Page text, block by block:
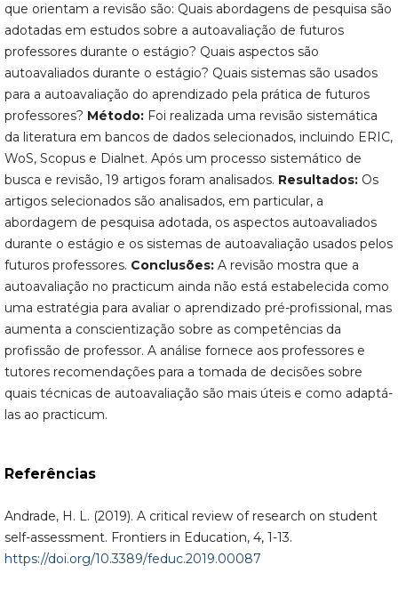
que orientam a revisão são: Quais abordagens de pesquisa são
adotadas em estudos sobre a autoavaliação de futuros
professores durante o estágio? Quais aspectos são
autoavaliados durante o estágio? Quais sistemas são usados
para a autoavaliação do aprendizado pela prática de futuros
professores? Método: Foi realizada uma revisão sistemática
da literatura em bancos de dados selecionados, incluindo ERIC,
WoS, Scopus e Dialnet. Após um processo sistemático de
busca e revisão, 19 artigos foram analisados. Resultados: Os
artigos selecionados são analisados, em particular, a
abordagem de pesquisa adotada, os aspectos autoavaliados
durante o estágio e os sistemas de autoavaliação usados pelos
futuros professores. Conclusões: A revisão mostra que a
autoavaliação no practicum ainda não está estabelecida como
uma estratégia para avaliar o aprendizado pré-profissional, mas
aumenta a conscientização sobre as competências da
profissão de professor. A análise fornece aos professores e
tutores recomendações para a tomada de decisões sobre
quais técnicas de autoavaliação são mais úteis e como adaptá-
las ao practicum.
Referências
Andrade, H. L. (2019). A critical review of research on student
self-assessment. Frontiers in Education, 4, 1-13.
https://doi.org/10.3389/feduc.2019.00087